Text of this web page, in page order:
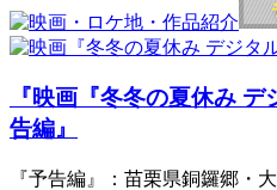
『映画『冬冬の夏休み
告編』
『予告編』：苗栗県銅鑼郷・